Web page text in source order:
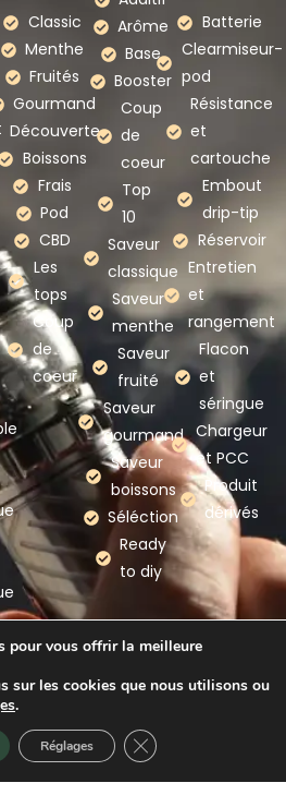
Nouveauté
Classic
Menthe
Fruités
Gourmand
Découverte
Boissons
Frais
Pod
CBD
Les
tops
Coup
de
coeur
Arôme
Base
Booster
Coup
de
coeur
Top
10
Saveur
classique
Saveur
menthe
Saveur
fruité
Saveur
gourmand
Saveur
boissons
Séléction
Ready
to diy
Batterie
Clearmiseur-
pod
Résistance
et
cartouche
Embout
drip-tip
Réservoir
Entretien
et
rangement
Flacon
et
séringue
Chargeur
et PCC
Produit
dérivés
de confidentialité
–Webmaster Gironde
pour vous offrir la meilleure
sur les cookies que nous utilisons ou
.
Réglages Fermer la bannière